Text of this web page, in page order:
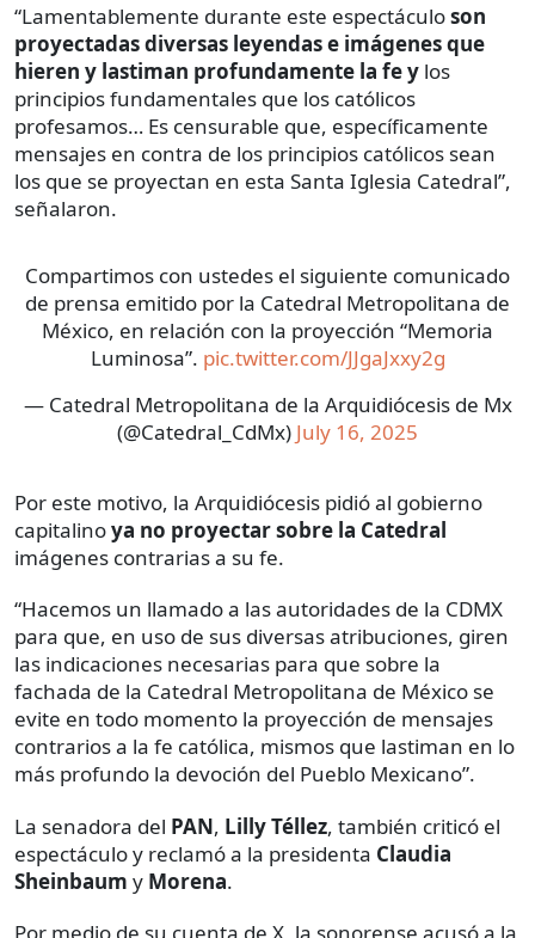
“Lamentablemente durante este espectáculoson
proyectadas diversas leyendas e imágenes que
hieren y lastiman profundamente la fe y los
principios fundamentales que los católicos
profesamos… Es censurable que, específicamente
mensajes en contra de los principios católicos sean
los que se proyectan en esta Santa Iglesia Catedral”,
señalaron.
Compartimos con ustedes el siguiente comunicado
de prensa emitido por la Catedral Metropolitana de
México, en relación con la proyección “Memoria
Luminosa”. pic.twitter.com/JJgaJxxy2g
— Catedral Metropolitana de la Arquidiócesis de Mx
(@Catedral_CdMx) July 16, 2025
Por este motivo, la Arquidiócesis pidió al gobierno
capitalinoya no proyectar sobre la Catedral
imágenes contrarias a su fe.
“Hacemos un llamado a las autoridades de la CDMX
para que, en uso de sus diversas atribuciones, giren
las indicaciones necesarias para que sobre la
fachada de la Catedral Metropolitana de México se
evite en todo momento la proyección de mensajes
contrarios a la fe católica, mismos que lastiman en lo
más profundo la devoción del Pueblo Mexicano”.
La senadora del PAN, Lilly Téllez, también criticó el
espectáculo y reclamó a la presidenta Claudia
Sheinbaum y Morena.
Por medio de su cuenta de X, la sonorense acusó a la